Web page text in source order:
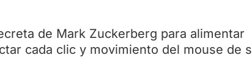
de Mark Zuckerberg para alimentar
cada clic y movimiento del mouse de